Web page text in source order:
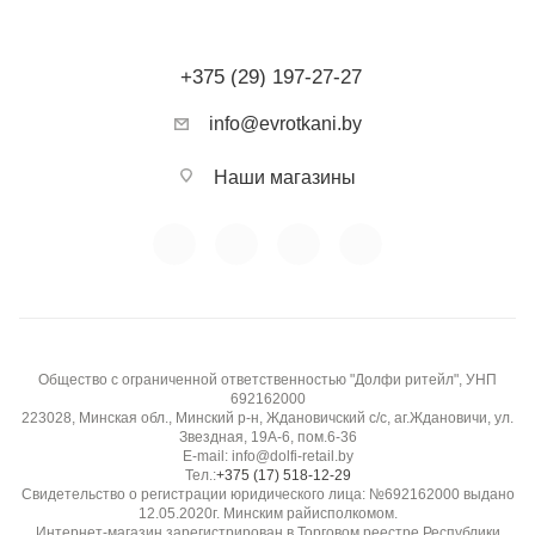
+375 (29) 197-27-27
info@evrotkani.by
Наши магазины
Общество с ограниченной ответственностью "Долфи ритейл", УНП
692162000
223028, Минская обл., Минский р-н, Ждановичский с/с, аг.Ждановичи, ул.
Звездная, 19А-6, пом.6-36
E-mail: info@dolfi-retail.by
Тел.:+375 (17) 518-12-29
Свидетельство о регистрации юридического лица: №692162000 выдано
12.05.2020г. Минским райисполкомом.